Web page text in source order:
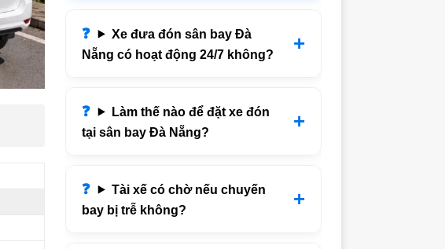
Xe đưa đón sân bay Đà
Nẵng có hoạt động 24/7 không?
Làm thế nào để đặt xe đón
tại sân bay Đà Nẵng?
Tài xế có chờ nếu chuyến
bay bị trễ không?